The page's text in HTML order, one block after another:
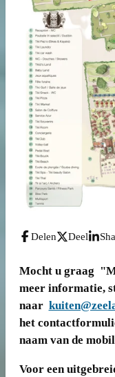
Delen Deel
Mocht u graag
meer informatie,
naar
het
naam van de
Voor een